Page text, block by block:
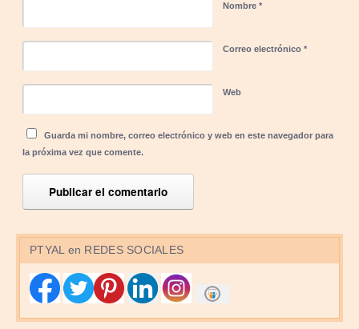
Nombre*
Correo electrónico*
Web
Guarda mi nombre, correo electrónico y web en este navegador para
la próxima vez que comente.
PTYAL en REDES SOCIALES